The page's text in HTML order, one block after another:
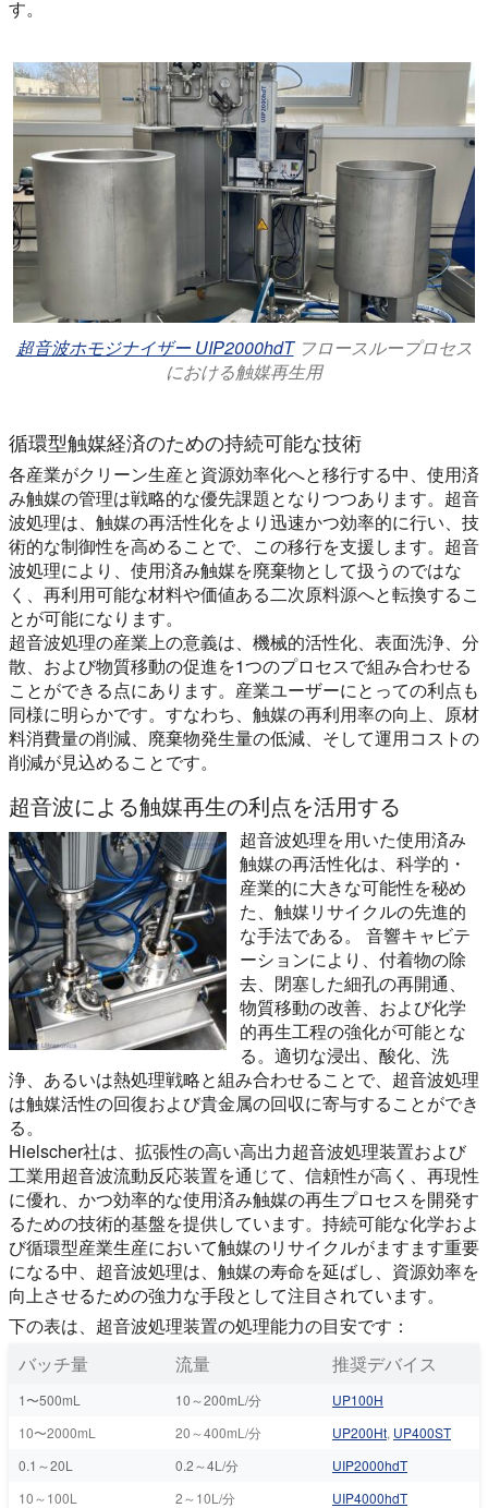
す。
超音波ホモジナイザー UIP2000hdTフロースループロセス
における触媒再生用
循環型触媒経済のための持続可能な技術
各産業がクリーン生産と資源効率化へと移行する中、使用済
み触媒の管理は戦略的な優先課題となりつつあります。超音
波処理は、触媒の再活性化をより迅速かつ効率的に行い、技
術的な制御性を高めることで、この移行を支援します。超音
波処理により、使用済み触媒を廃棄物として扱うのではな
く、再利用可能な材料や価値ある二次原料源へと転換するこ
とが可能になります。
超音波処理の産業上の意義は、機械的活性化、表面洗浄、分
散、および物質移動の促進を1つのプロセスで組み合わせる
ことができる点にあります。産業ユーザーにとっての利点も
同様に明らかです。すなわち、触媒の再利用率の向上、原材
料消費量の削減、廃棄物発生量の低減、そして運用コストの
削減が見込めることです。
超音波による触媒再生の利点を活用する
超音波処理を用いた使用済み
触媒の再活性化は、科学的・
産業的に大きな可能性を秘め
た、触媒リサイクルの先進的
な手法である。 音響キャビテ
ーションにより、付着物の除
去、閉塞した細孔の再開通、
物質移動の改善、および化学
的再生工程の強化が可能とな
る。適切な浸出、酸化、洗
浄、あるいは熱処理戦略と組み合わせることで、超音波処理
は触媒活性の回復および貴金属の回収に寄与することができ
る。
Hielscher社は、拡張性の高い高出力超音波処理装置および
工業用超音波流動反応装置を通じて、信頼性が高く、再現性
に優れ、かつ効率的な使用済み触媒の再生プロセスを開発す
るための技術的基盤を提供しています。持続可能な化学およ
び循環型産業生産において触媒のリサイクルがますます重要
になる中、超音波処理は、触媒の寿命を延ばし、資源効率を
向上させるための強力な手段として注目されています。
下の表は、超音波処理装置の処理能力の目安です：
バッチ量
流量 推奨デバイス
1〜500mL 10～200mL/分
UP100H
10〜2000mL
20～400mL/分 UP200Ht, UP400ST
0.1～20L
0.2～4L/分
UIP2000hdT
10～100L
2～10L/分
UIP4000hdT